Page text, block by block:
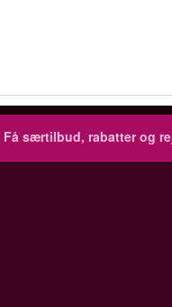
Få særtilbud, rabatter og